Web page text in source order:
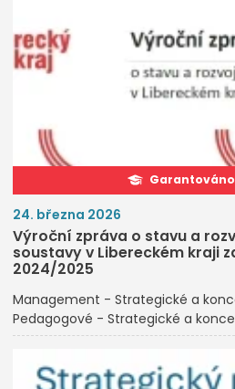
Garantováno
24. března 2026
Výroční zpráva o stavu a
soustavy v Libereckém kraji
2024/2025
Management - Strategické a
Pedagogové - Strategické a